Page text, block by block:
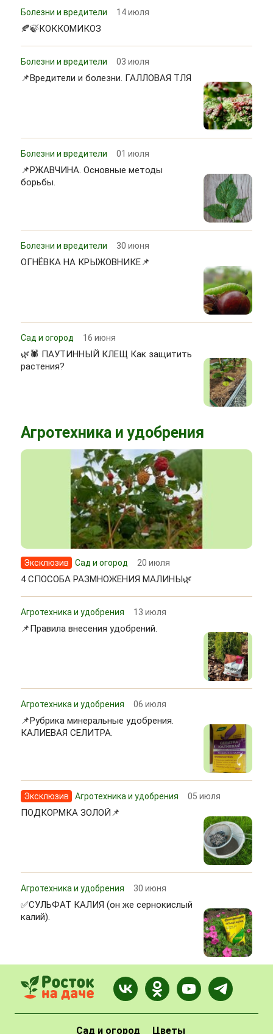
Болезни и вредители 14 июля
🍂🍃КОККОМИКОЗ
Болезни и вредители 03 июля
📌Вредители и болезни. ГАЛЛОВАЯ ТЛЯ
Болезни и вредители 01 июля
📌РЖАВЧИНА. Основные методы
борьбы.
Болезни и вредители 30 июня
ОГНЁВКА НА КРЫЖОВНИКЕ📌
Сад и огород 16 июня
🌿🕷 ПАУТИННЫЙ КЛЕЩ Как защитить
растения?
Агротехника и удобрения
Эксклюзив Сад и огород 20 июля
4 СПОСОБА РАЗМНОЖЕНИЯ МАЛИНЫ🌿
Агротехника и удобрения 13 июля
📌Правила внесения удобрений.
Агротехника и удобрения 06 июля
📌Рубрика минеральные удобрения.
КАЛИЕВАЯ СЕЛИТРА.
Эксклюзив Агротехника и удобрения 05 июля
ПОДКОРМКА ЗОЛОЙ📌
Агротехника и удобрения 30 июня
✅СУЛЬФАТ КАЛИЯ (он же сернокислый
калий).
Сад и огород Цветы